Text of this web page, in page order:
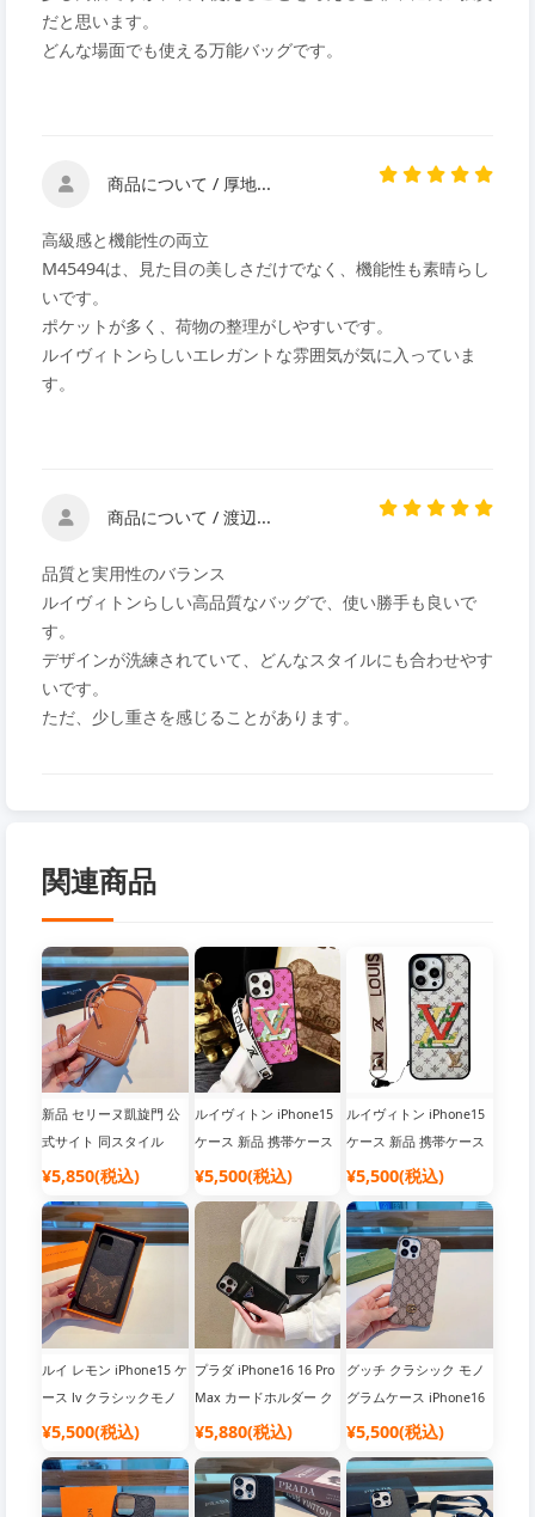
だと思います。
どんな場面でも使える万能バッグです。
商品について / 厚地...
高級感と機能性の両立
M45494は、見た目の美しさだけでなく、機能性も素晴らし
いです。
ポケットが多く、荷物の整理がしやすいです。
ルイヴィトンらしいエレガントな雰囲気が気に入っていま
す。
商品について / 渡辺...
品質と実用性のバランス
ルイヴィトンらしい高品質なバッグで、使い勝手も良いで
す。
デザインが洗練されていて、どんなスタイルにも合わせやす
いです。
ただ、少し重さを感じることがあります。
関連商品
新品 セリーヌ凱旋門 公
式サイト 同スタイル
iPhone15ケース セリー
スボディ携帯電話ケー
ス、ファッション業界の
ダークホース【強い】
¥5,850(税込)
ルイヴィトン iPhone15
ケース 新品 携帯ケース
限定版 公式サイト 公式
ストストラップ 携帯電
話ケース
¥5,500(税込)
ルイヴィトン iPhone15
ケース 新品 携帯ケース
限定版 公式サイト 公式
ストストラップ 携帯電
話ケース
¥5,500(税込)
ルイ レモン iPhone15 ケ
ース lv クラシックモノ
グラムフォンケース、モ
ドフォンケース、公式ウ
ェブサイト同期
¥5,500(税込)
プラダ iPhone16 16 Pro
Max カードホルダー ク
ロスボディキット メタ
ザーソフトエッジプラダ
オールインクルーシブ携
¥5,880(税込)
グッチ クラシック モノ
グラムケース iPhone16
16 Pro Maxケース、メタ
ッジ携帯電話ケース、公
式サイトにて同時発売
¥5,500(税込)